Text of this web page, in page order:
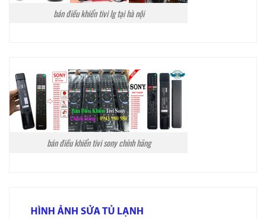
bán điều khiển tivi lg tại hà nội
bán điều khiển tivi sony chính hãng